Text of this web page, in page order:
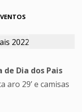
Dia dos Pais
aro 29’ e camisas